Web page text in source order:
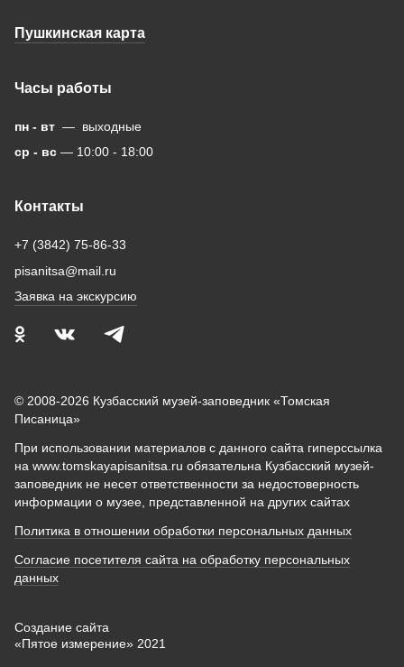
Пушкинская карта
Часы работы
пн - вт — выходные
ср - вс — 10:00 - 18:00
Контакты
+7 (3842) 75-86-33
pisanitsa@mail.ru
Заявка на экскурсию
© 2008-2026 Кузбасский музей-заповедник «Томская
Писаница»
При использовании материалов с данного сайта гиперссылка
на www.tomskayapisanitsa.ru обязательна Кузбасский музей-
заповедник не несет ответственности за недостоверность
информации о музее, представленной на других сайтах
Политика в отношении обработки персональных данных
Согласие посетителя сайта на обработку персональных
данных
Создание сайта
«Пятое измерение» 2021